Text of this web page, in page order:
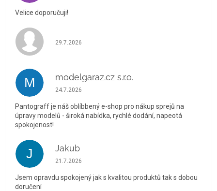
Velice doporučuji!
Hodnocení obchodu je 5 z 5 hvězdiček.
29.7.2026
M modelgaraz.cz s.r.o.
Hodnocení obchodu je 5 z 5 hvězdiček.
24.7.2026
Pantograff je náš oblíbbený e-shop pro nákup sprejů na
úpravy modelů - široká nabídka, rychlé dodání, napeotá
spokojenost!
J Jakub
Hodnocení obchodu je 5 z 5 hvězdiček.
21.7.2026
Jsem opravdu spokojený jak s kvalitou produktů tak s dobou
doručení